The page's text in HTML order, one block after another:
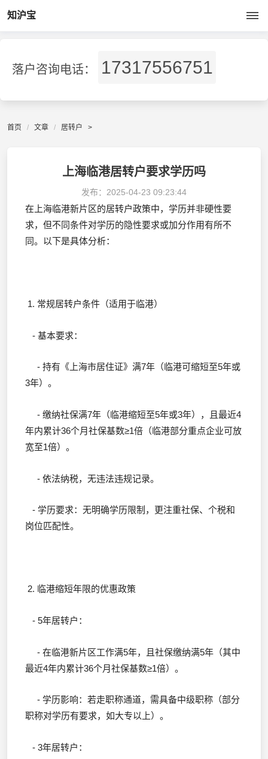
知沪宝
落户咨询电话： 17317556751
首页 文章 居转户 >
上海临港居转户要求学历吗
发布： 2025-04-23 09:23:44
在上海临港新片区的居转户政策中，学历并非硬性要
求，但不同条件对学历的隐性要求或加分作用有所不
同。以下是具体分析：
1. 常规居转户条件（适用于临港）
- 基本要求：
- 持有《上海市居住证》满7年（临港可缩短至5年或
3年）。
- 缴纳社保满7年（临港缩短至5年或3年），且最近4
年内累计36个月社保基数≥1倍（临港部分重点企业可放
宽至1倍）。
- 依法纳税，无违法违规记录。
- 学历要求：无明确学历限制，更注重社保、个税和
岗位匹配性。
2. 临港缩短年限的优惠政策
- 5年居转户：
- 在临港新片区工作满5年，且社保缴纳满5年（其中
最近4年内累计36个月社保基数≥1倍）。
- 学历影响：若走职称通道，需具备中级职称（部分
职称对学历有要求，如大专以上）。
- 3年居转户：